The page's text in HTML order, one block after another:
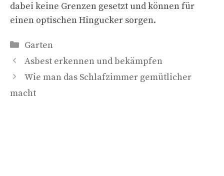
dabei keine Grenzen gesetzt und können für
einen optischen Hingucker sorgen.
Kategorien
Garten
Asbest erkennen und bekämpfen
Wie man das Schlafzimmer gemütlicher
macht